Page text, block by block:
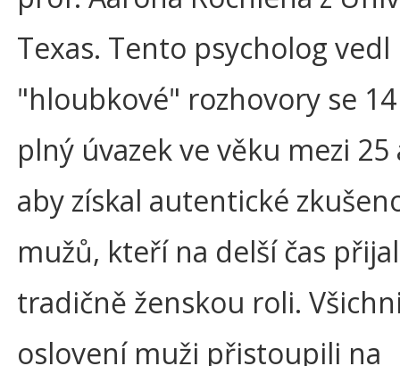
Texas. Tento psycholog vedl
"hloubkové" rozhovory se
plný úvazek ve věku mezi 25
aby získal autentické
mužů, kteří na delší čas
tradičně ženskou roli.
oslovení muži přistoupili na